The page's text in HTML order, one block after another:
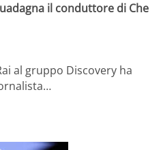
il conduttore di Che
al gruppo Discovery ha